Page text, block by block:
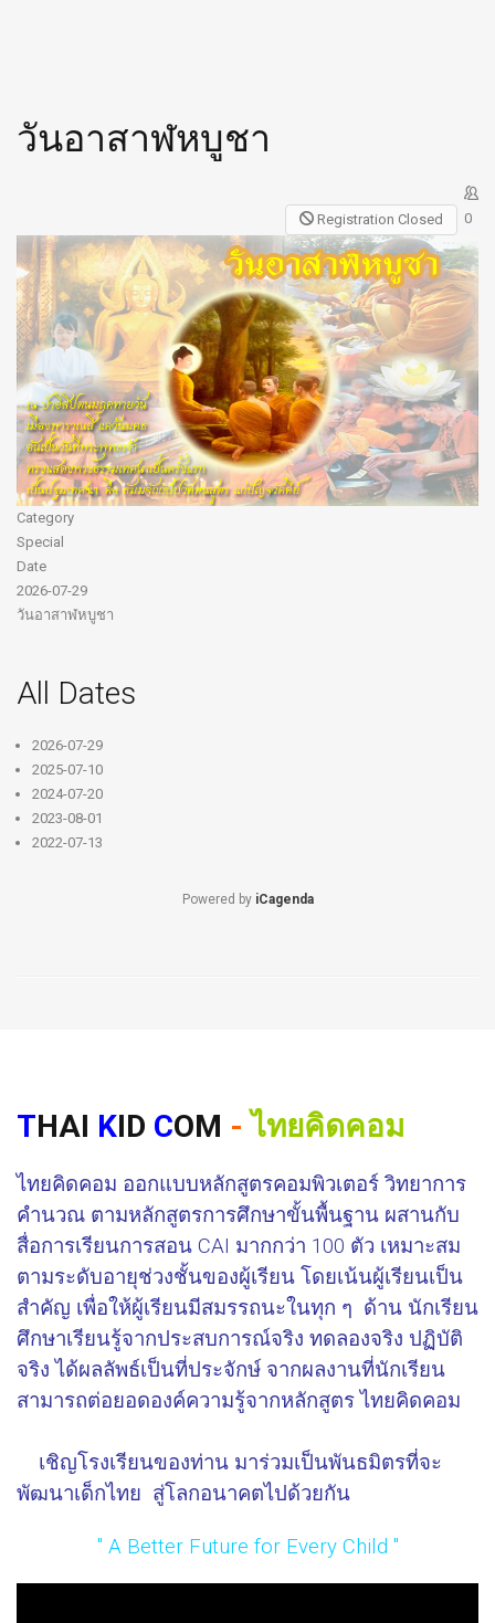
วันอาสาฬหบูชา
Registration Closed 0
Category
Special
Date
2026-07-29
วันอาสาฬหบูชา
All Dates
2026-07-29
2025-07-10
2024-07-20
2023-08-01
2022-07-13
Powered by iCagenda
THAI KID COM - ไทยคิดคอม
ไทยคิดคอม ออกแบบหลักสูตรคอมพิวเตอร์ วิทยาการ
คำนวณ ตามหลักสูตรการศึกษาขั้นพื้นฐาน ผสานกับ
สื่อการเรียนการสอน CAI มากกว่า 100 ตัว เหมาะสม
ตามระดับอายุช่วงชั้นของผู้เรียน โดยเน้นผู้เรียนเป็น
สำคัญ เพื่อให้ผู้เรียนมีสมรรถนะในทุก ๆ ด้าน นักเรียน
ศึกษาเรียนรู้จากประสบการณ์จริง ทดลองจริง ปฏิบัติ
จริง ได้ผลลัพธ์เป็นที่ประจักษ์ จากผลงานที่นักเรียน
สามารถต่อยอดองค์ความรู้จากหลักสูตร ไทยคิดคอม
เชิญโรงเรียนของท่าน มาร่วมเป็นพันธมิตรที่จะ
พัฒนาเด็กไทย สู่โลกอนาคตไปด้วยกัน
" A Better Future for Every Child "